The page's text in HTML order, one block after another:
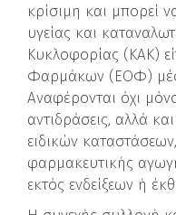
κρίσιμη και μπορεί
υγείας και
Κυκλοφορίας (ΚΑΚ)
Φαρμάκων (ΕΟΦ)
Αναφέρονται όχι
αντιδράσεις, αλλά
ειδικών
φαρμακευτικής
εκτός ενδείξεων ή